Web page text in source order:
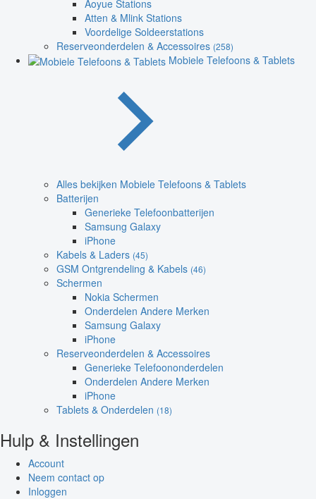
Aoyue Stations
Atten & Mlink Stations
Voordelige Soldeerstations
Reserveonderdelen & Accessoires (258)
Mobiele Telefoons & Tablets
Alles bekijken Mobiele Telefoons & Tablets
Batterijen
Generieke Telefoonbatterijen
Samsung Galaxy
iPhone
Kabels & Laders (45)
GSM Ontgrendeling & Kabels (46)
Schermen
Nokia Schermen
Onderdelen Andere Merken
Samsung Galaxy
iPhone
Reserveonderdelen & Accessoires
Generieke Telefoononderdelen
Onderdelen Andere Merken
iPhone
Tablets & Onderdelen (18)
Hulp & Instellingen
Account
Neem contact op
Inloggen